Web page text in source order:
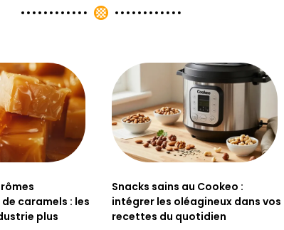
caramels : les
plus
Snacks sains au Cookeo :
intégrer les oléagineux dans vos
recettes du quotidien